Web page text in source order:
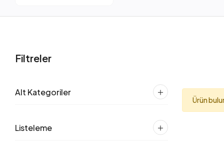
Filtreler
Alt Kategoriler
Listeleme
Ürün